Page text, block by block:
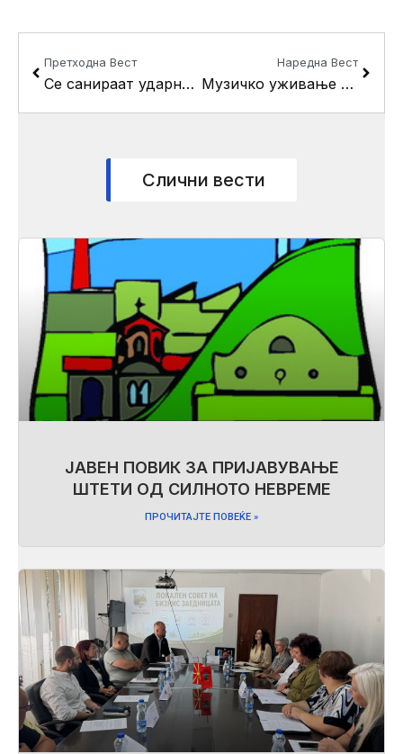
Претходна Вест
Се санираат ударните дупки во Кисела Вода
Наредна Вест
Музичко уживање и детска претстава викендов на “Три круши”
Слични вести
ЈАВЕН ПОВИК ЗА ПРИЈАВУВАЊЕ
ШТЕТИ ОД СИЛНОТО НЕВРЕМЕ
ПРОЧИТАЈТЕ ПОВЕЌЕ »